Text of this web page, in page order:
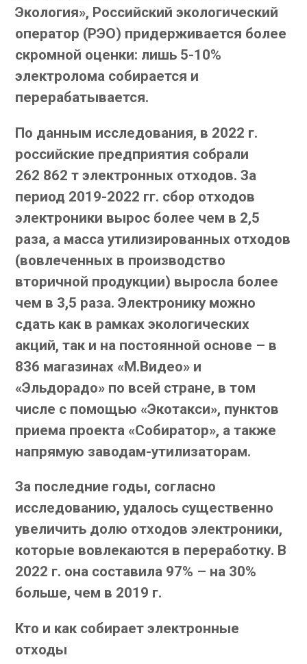
Экология», Российский экологический
оператор (РЭО) придерживается более
скромной оценки: лишь 5-10%
электролома собирается и
перерабатывается.
По данным исследования, в 2022 г.
российские предприятия собрали
262 862 т электронных отходов. За
период 2019-2022 гг. сбор отходов
электроники вырос более чем в 2,5
раза, а масса утилизированных отходов
(вовлеченных в производство
вторичной продукции) выросла более
чем в 3,5 раза. Электронику можно
сдать как в рамках экологических
акций, так и на постоянной основе – в
836 магазинах «М.Видео» и
«Эльдорадо» по всей стране, в том
числе с помощью «Экотакси», пунктов
приема проекта «Собиратор», а также
напрямую заводам-утилизаторам.
За последние годы, согласно
исследованию, удалось существенно
увеличить долю отходов электроники,
которые вовлекаются в переработку. В
2022 г. она составила 97% – на 30%
больше, чем в 2019 г.
Кто и как собирает электронные
отходы